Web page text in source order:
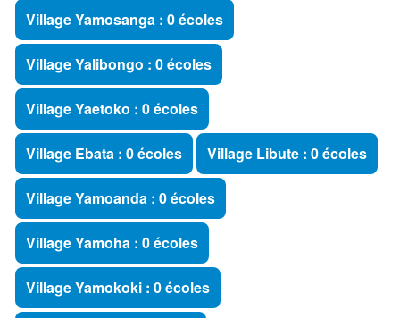
Village Yamosanga : 0 écoles
Village Yalibongo : 0 écoles
Village Yaetoko : 0 écoles
Village Ebata : 0 écoles Village Libute : 0 écoles
Village Yamoanda : 0 écoles
Village Yamoha : 0 écoles
Village Yamokoki : 0 écoles